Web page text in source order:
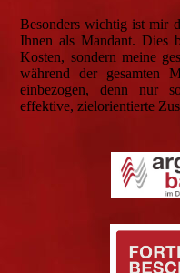
Besonders wichtig ist mir
Ihnen als Mandant. Dies
Kosten, sondern meine
während der gesamten
einbezogen, denn nur
effektive, zielorientierte